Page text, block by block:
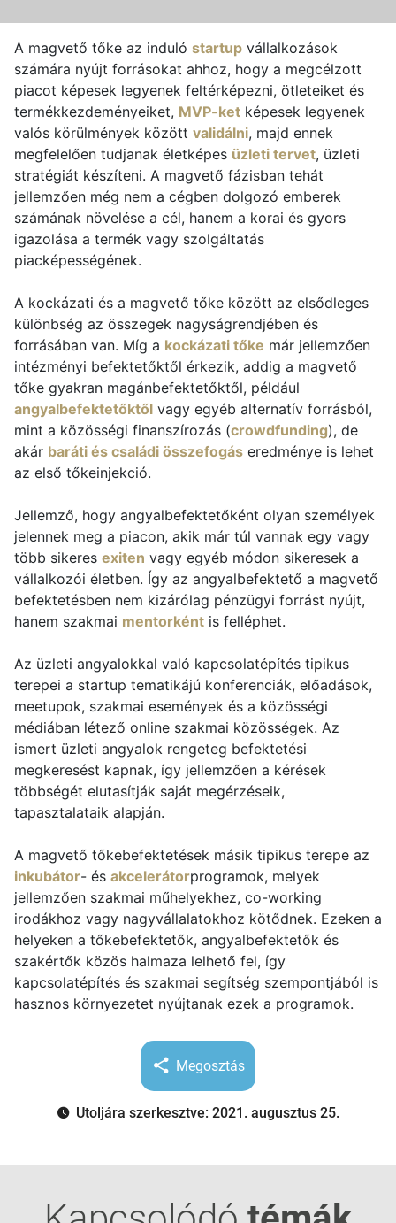
A magvető tőke az induló startup vállalkozások
számára nyújt forrásokat ahhoz, hogy a megcélzott
piacot képesek legyenek feltérképezni, ötleteiket és
termékkezdeményeiket, MVP-ket képesek legyenek
valós körülmények között validálni, majd ennek
megfelelően tudjanak életképes üzleti tervet, üzleti
stratégiát készíteni. A magvető fázisban tehát
jellemzően még nem a cégben dolgozó emberek
számának növelése a cél, hanem a korai és gyors
igazolása a termék vagy szolgáltatás
piacképességének.
A kockázati és a magvető tőke között az elsődleges
különbség az összegek nagyságrendjében és
forrásában van. Míg a kockázati tőke már jellemzően
intézményi befektetőktől érkezik, addig a magvető
tőke gyakran magánbefektetőktől, például
angyalbefektetőktől vagy egyéb alternatív forrásból,
mint a közösségi finanszírozás (crowdfunding), de
akár baráti és családi összefogás eredménye is lehet
az első tőkeinjekció.
Jellemző, hogy angyalbefektetőként olyan személyek
jelennek meg a piacon, akik már túl vannak egy vagy
több sikeres exiten vagy egyéb módon sikeresek a
vállalkozói életben. Így az angyalbefektető a magvető
befektetésben nem kizárólag pénzügyi forrást nyújt,
hanem szakmai mentorként is felléphet.
Az üzleti angyalokkal való kapcsolatépítés tipikus
terepei a startup tematikájú konferenciák, előadások,
meetupok, szakmai események és a közösségi
médiában létező online szakmai közösségek. Az
ismert üzleti angyalok rengeteg befektetési
megkeresést kapnak, így jellemzően a kérések
többségét elutasítják saját megérzéseik,
tapasztalataik alapján.
A magvető tőkebefektetések másik tipikus terepe az
inkubátor- és akcelerátorprogramok, melyek
jellemzően szakmai műhelyekhez, co-working
irodákhoz vagy nagyvállalatokhoz kötődnek. Ezeken a
helyeken a tőkebefektetők, angyalbefektetők és
szakértők közös halmaza lelhető fel, így
kapcsolatépítés és szakmai segítség szempontjából is
hasznos környezetet nyújtanak ezek a programok.
Megosztás
Utoljára szerkesztve: 2021. augusztus 25.